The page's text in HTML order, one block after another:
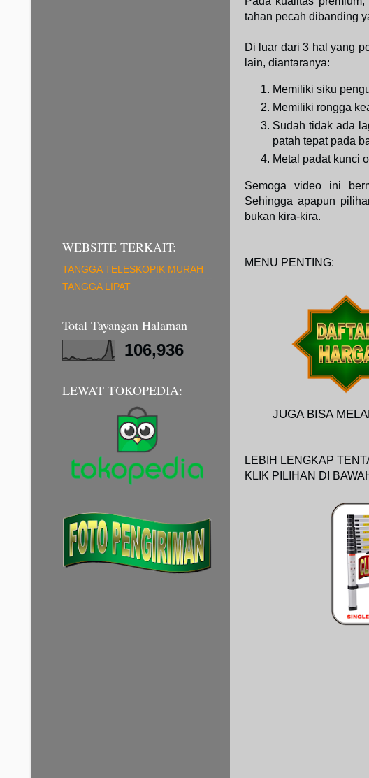
tahan pecah dibanding
Di luar dari 3 hal yang
lain, diantaranya:
Memiliki siku
Memiliki rongga
Sudah tidak ada
patah tepat pada
Metal padat kunci
Semoga video ini
Sehingga apapun
bukan kira-kira.
MENU PENTING:
JUGA BISA
LEBIH LENGKAP
KLIK PILIHAN DI
WEBSITE TERKAIT:
TANGGA TELESKOPIK MURAH
TANGGA LIPAT
Total Tayangan Halaman
106,936
LEWAT TOKOPEDIA: